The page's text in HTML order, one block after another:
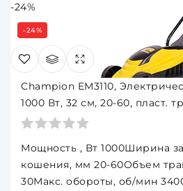
-24%
-24%
Champion EM3110,
1000 Вт, 32 см, 20-60, пласт.
Мощность , Вт 1000Ширина
кошения, мм 20-60Объем
30Макс. обороты, об/мин